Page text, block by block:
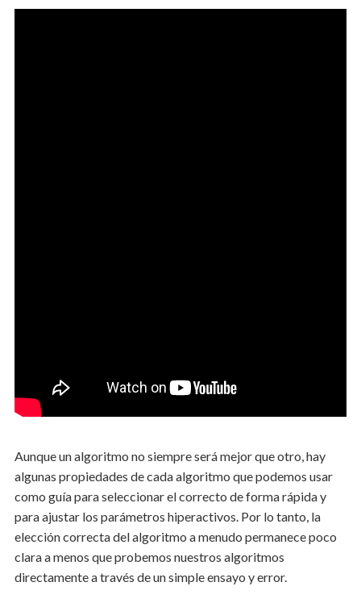
Aunque un algoritmo no siempre será mejor que otro, hay
algunas propiedades de cada algoritmo que podemos usar
como guía para seleccionar el correcto de forma rápida y
para ajustar los parámetros hiperactivos. Por lo tanto, la
elección correcta del algoritmo a menudo permanece poco
clara a menos que probemos nuestros algoritmos
directamente a través de un simple ensayo y error.